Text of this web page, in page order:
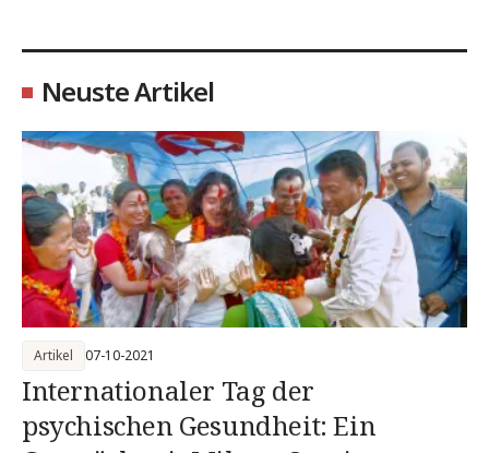
Neuste Artikel
Internationaler Tag der
psychischen Gesundheit: Ein
Artikel 07-10-2021